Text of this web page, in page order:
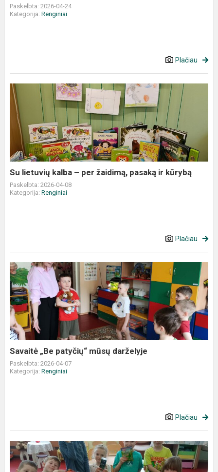
Paskelbta: 2026-04-24
Kategorija: Renginiai
Plačiau
Su
lietuvių
kalba
žaidimą,
pasaką
ir
kūrybą
Su lietuvių kalba – per žaidimą, pasaką ir kūrybą
Paskelbta: 2026-04-08
Kategorija: Renginiai
Plačiau
Savaitė
„Be
patyčių“
mūsų
darželyje
Savaitė „Be patyčių“ mūsų darželyje
Paskelbta: 2026-04-07
Kategorija: Renginiai
Plačiau
Pasidalinkime
gerumu